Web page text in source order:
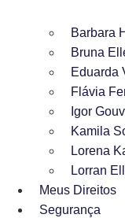
Barbara
Bruna
Eduarda
Flávia
Igor
Kamila
Lorena
Lorran
Meus Direitos
Segurança